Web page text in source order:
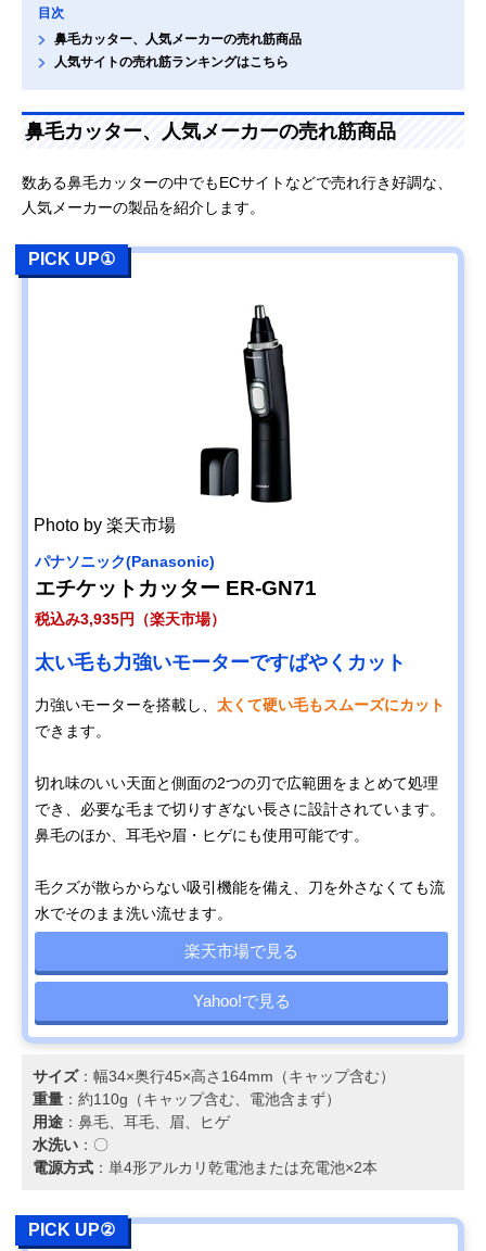
目次
鼻毛カッター、人気メーカーの売れ筋商品
人気サイトの売れ筋ランキングはこちら
鼻毛カッター、人気メーカーの売れ筋商品
数ある鼻毛カッターの中でもECサイトなどで売れ行き好調な、
人気メーカーの製品を紹介します。
PICK UP①
Photo by 楽天市場
パナソニック(Panasonic)
エチケットカッター ER-GN71
税込み3,935円（楽天市場）
太い毛も力強いモーターですばやくカット
力強いモーターを搭載し、 太くて硬い毛もスムーズにカット
できます。
切れ味のいい天面と側面の2つの刃で広範囲をまとめて処理
でき、必要な毛まで切りすぎない長さに設計されています。
鼻毛のほか、耳毛や眉・ヒゲにも使用可能です。
毛クズが散らからない吸引機能を備え、刀を外さなくても流
水でそのまま洗い流せます。
楽天市場で見る
Yahoo!で見る
サイズ：幅34×奥行45×高さ164mm（キャップ含む）
重量 ：約110g（キャップ含む、電池含まず）
用途 ：鼻毛、耳毛、眉、ヒゲ
水洗い ：〇
電源方式 ：単4形アルカリ乾電池または充電池×2本
PICK UP②